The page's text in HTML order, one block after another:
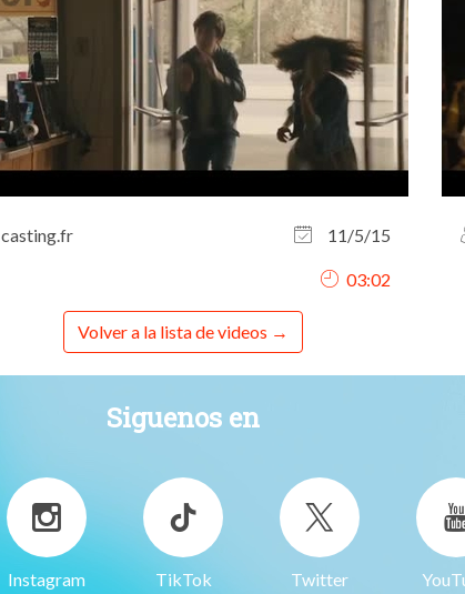
casting.fr 11/5/15
03:02
Volver a la lista de videos
Siguenos en
Instagram TikTok Twitter